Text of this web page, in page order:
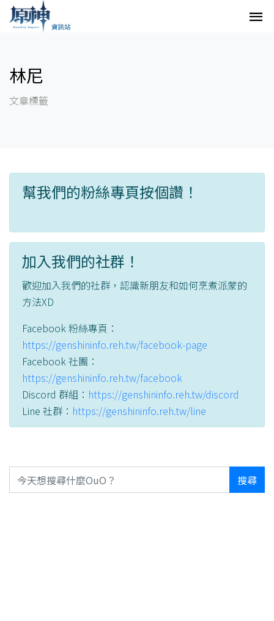
林尼
文章標籤
幫我們的粉絲專頁按個讚！
加入我們的社群！
歡迎加入我們的社群，認識新朋友和如何烹煮派蒙的
方法XD
Facebook 粉絲專頁：
https://genshininfo.reh.tw/facebook-page
Facebook 社團：
https://genshininfo.reh.tw/facebook
Discord 群組： https://genshininfo.reh.tw/discord
Line 社群： https://genshininfo.reh.tw/line
搜尋